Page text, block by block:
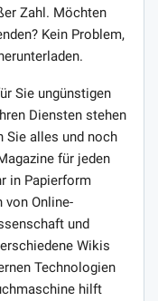
Zahl. Möchten
Kein Problem,
Sie ungünstigen
Diensten stehen
Sie alles und noch
für jeden
in Papierform
von Online-
und
Wikis
Technologien
hilft